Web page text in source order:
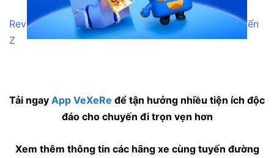
Review kinh nghiệm “phượt xuyên” Ninh Bình từ A đến
Z
Tải ngay App VeXeRe để tận hưởng nhiều tiện ích độc
đáo cho chuyến đi trọn vẹn hơn
Xem thêm thông tin các hãng xe cùng tuyến đường